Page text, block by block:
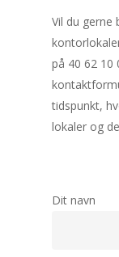
Vil du gerne
på 40 62 10
tidspunkt,
lokaler og
Dit navn